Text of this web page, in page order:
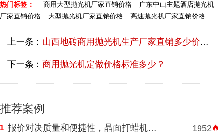
热门标签： 商用大型抛光机厂家直销价格
广东中山主题酒店抛光机
厂家直销价格
大型抛光机厂家直销价格 高速抛光机厂家直销价格
上一条： 山西地砖商用抛光机生产厂家直销多少价钱？
下一条： 商用抛光机定做价格标准多少？
推荐案例
1 报价对决质量和便捷性，晶面打蜡机河南挑选需明智判断 1952